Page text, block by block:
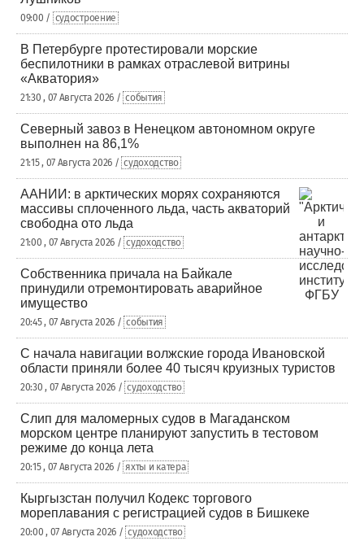
09:00 / судостроение
В Петербурге протестировали морские
беспилотники в рамках отраслевой витрины
«Акватория»
21:30 , 07 Августа 2026 / события
Северный завоз в Ненецком автономном округе
выполнен на 86,1%
21:15 , 07 Августа 2026 / судоходство
ААНИИ: в арктических морях сохраняются
массивы сплоченного льда, часть акваторий
свободна ото льда
21:00 , 07 Августа 2026 / судоходство
Собственника причала на Байкале
принудили отремонтировать аварийное
имущество
20:45 , 07 Августа 2026 / события
С начала навигации волжские города Ивановской
области приняли более 40 тысяч круизных туристов
20:30 , 07 Августа 2026 / судоходство
Слип для маломерных судов в Магаданском
морском центре планируют запустить в тестовом
режиме до конца лета
20:15 , 07 Августа 2026 / яхты и катера
Кыргызстан получил Кодекс торгового
мореплавания с регистрацией судов в Бишкеке
20:00 , 07 Августа 2026 / судоходство